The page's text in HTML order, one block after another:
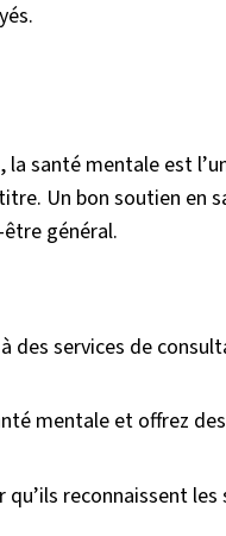
la santé mentale est
Un bon soutien en
général.
des services de
mentale et offrez
reconnaissent